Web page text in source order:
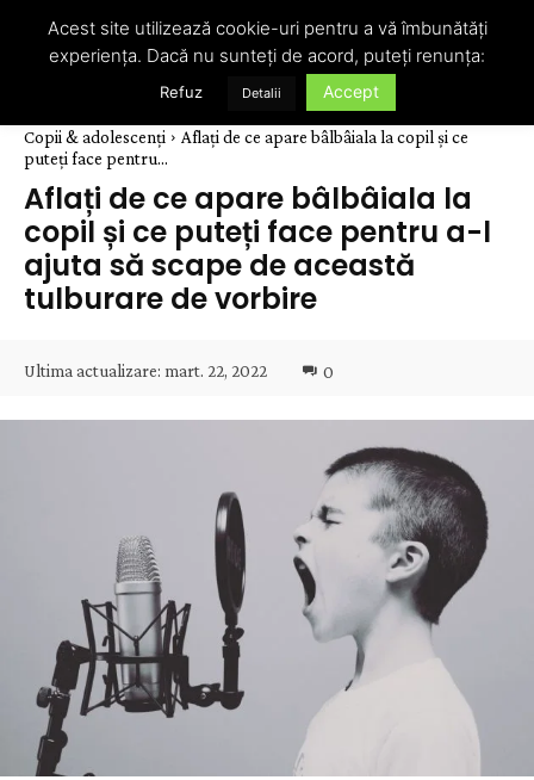
Copii & adolescenți
Aflați de ce apare bâlbâiala la copil și ce
puteți face pentru...
Aflați de ce apare bâlbâiala la
copil și ce puteți face pentru a-l
ajuta să scape de această
tulburare de vorbire
Ultima actualizare: mart. 22, 2022 0
Acest site utilizează cookie-uri pentru a vă îmbunătăți
experiența. Dacă nu sunteți de acord, puteți renunța:
Refuz Detalii Accept